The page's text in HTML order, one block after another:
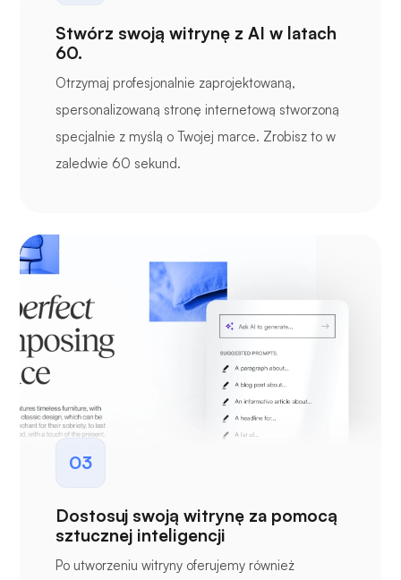
Stwórz swoją witrynę z AI w latach
60.
Otrzymaj profesjonalnie zaprojektowaną,
spersonalizowaną stronę internetową stworzoną
specjalnie z myślą o Twojej marce. Zrobisz to w
zaledwie 60 sekund.
03
Dostosuj swoją witrynę za pomocą
sztucznej inteligencji
Po utworzeniu witryny oferujemy również